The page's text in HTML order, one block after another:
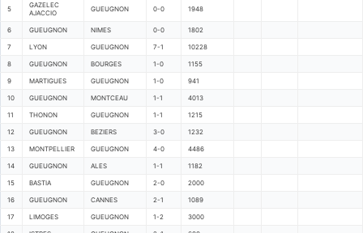
5
GAZELEC
AJACCIO
GUEUGNON 0-0 1948
6 GUEUGNON NIMES 0-0 1802
7 LYON GUEUGNON 7-1 10228
8 GUEUGNON BOURGES 1-0 1155
9 MARTIGUES GUEUGNON 1-0 941
10 GUEUGNON MONTCEAU 1-1 4013
11 THONON GUEUGNON 1-1 1215
12 GUEUGNON BEZIERS 3-0 1232
13 MONTPELLIER GUEUGNON 4-0 4486
14 GUEUGNON ALES 1-1 1182
15 BASTIA GUEUGNON 2-0 2000
16 GUEUGNON CANNES 2-1 1089
17 LIMOGES GUEUGNON 1-2 3000